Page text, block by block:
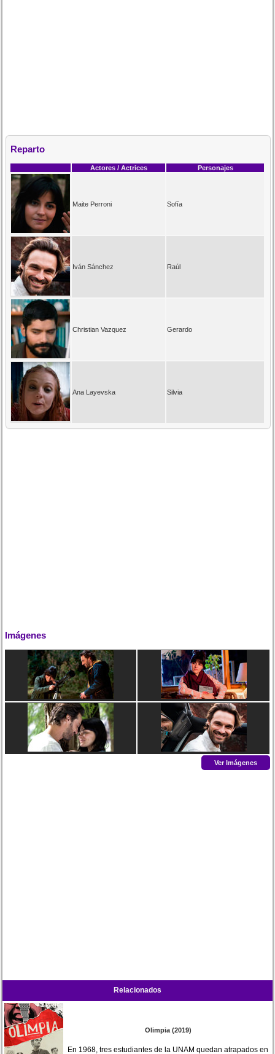
Reparto
Actores / Actrices Personajes
Maite Perroni Sofía
Iván Sánchez Raúl
Christian Vazquez Gerardo
Ana Layevska Silvia
Imágenes
Ver Imágenes
Relacionados
Olimpia (2019)
En 1968, tres estudiantes de la UNAM quedan atrapados en